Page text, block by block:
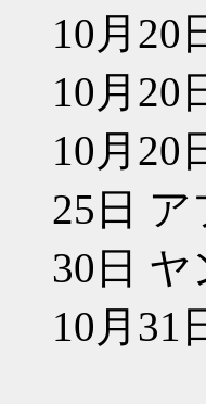
10月20
10月20
10月20
25日
30日
10月31